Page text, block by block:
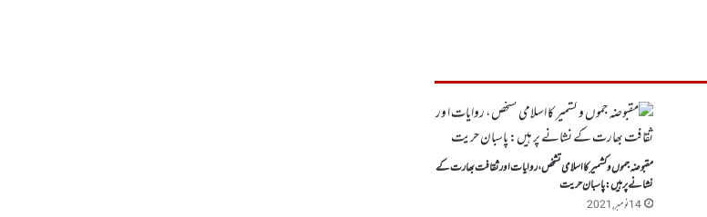
مقبوضہ جموں و کشمیر کا اسلامی تشخص، روایات ا ور ثقافت بھارت کے
نشانے پر ہیں: پاسبان حریت
14 نومبر, 2021